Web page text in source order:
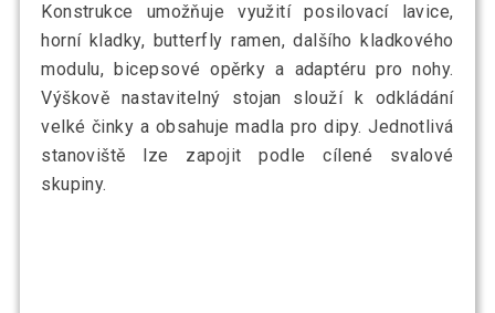
Konstrukce umožňuje využití posilovací lavice,
horní kladky, butterfly ramen, dalšího kladkového
modulu, bicepsové opěrky a adaptéru pro nohy.
Výškově nastavitelný stojan slouží k odkládání
velké činky a obsahuje madla pro dipy. Jednotlivá
stanoviště lze zapojit podle cílené svalové
skupiny.